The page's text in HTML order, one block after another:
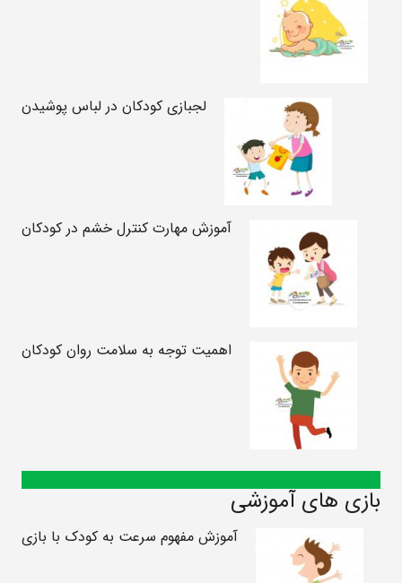
لجبازی کودکان در لباس پوشیدن
آموزش مهارت کنترل خشم در کودکان
اهمیت توجه به سلامت روان کودکان
بازی های آموزشی
آموزش مفهوم سرعت به کودک با بازی